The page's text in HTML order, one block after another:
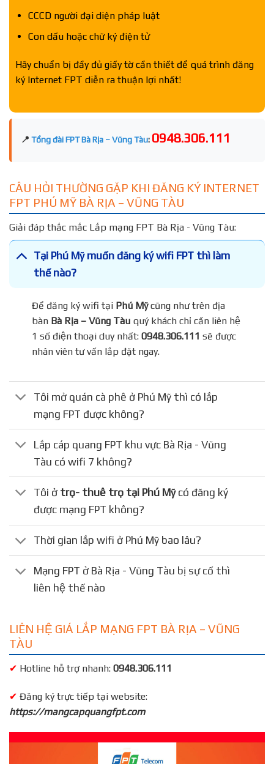
CCCD người đại diện pháp luật
Con dấu hoặc chữ ký điện tử
Hãy chuẩn bị đầy đủ giấy tờ cần thiết để quá trình đăng
ký Internet FPT diễn ra thuận lợi nhất!
📍 Tổng đài FPT Bà Rịa – Vũng Tàu: 0948.306.111
CÂU HỎI THƯỜNG GẶP KHI ĐĂNG KÝ INTERNET
FPT PHÚ MỸ BÀ RỊA – VŨNG TÀU
Giải đáp thắc mắc Lắp mạng FPT Bà Rịa - Vũng Tàu:
Tại Phú Mỹ muốn đăng ký wifi FPT thì làm
thế nào?
Để đăng ký wifi tạiPhú Mỹcũng như trên địa
bànBà Rịa – Vũng Tàuquý khách chỉ cần liên hệ
1 số điện thoại duy nhất:0948.306.111 sẽ được
nhân viên tư vấn lắp đặt ngay.
Tôi mở quán cà phê ở Phú Mỹ thì có lắp
mạng FPT được không?
Lắp cáp quang FPT khu vực Bà Rịa - Vũng
Tàu có wifi 7 không?
Tôi ở trọ- thuê trọ tại Phú Mỹcó đăng ký
được mạng FPT không?
Thời gian lắp wifi ở Phú Mỹ bao lâu?
Mạng FPT ở Bà Rịa - Vũng Tàu bị sự cố thì
liên hệ thế nào
LIÊN HỆ GIÁ LẮP MẠNG FPT BÀ RỊA – VŨNG
TÀU
✔ Hotline hỗ trợ nhanh: 0948.306.111
✔ Đăng ký trực tiếp tại website:
https://mangcapquangfpt.com